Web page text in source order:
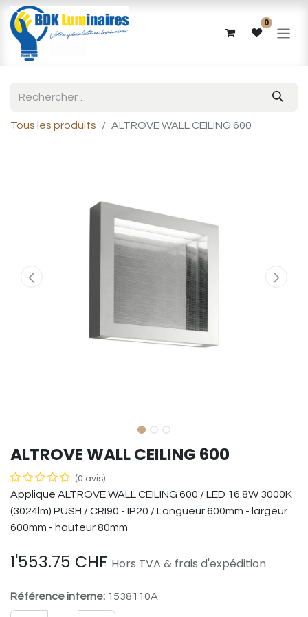
0
Tous les produits ALTROVE WALL CEILING 600
ALTROVE WALL CEILING 600
(0 avis)
Applique ALTROVE WALL CEILING 600 / LED 16.8W 3000K
(3024lm) PUSH / CRI90 - IP20 / Longueur 600mm - largeur
600mm - hauteur 80mm
1'553.75 CHF Hors TVA & frais d'expédition
Référence interne: 1538110A